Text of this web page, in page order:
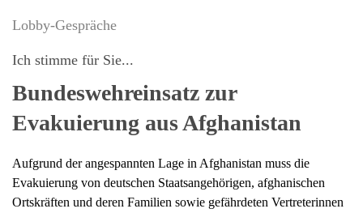
Lobby-Gespräche
Ich stimme für Sie...
Bundeswehreinsatz zur
Evakuierung aus Afghanistan
Aufgrund der angespannten Lage in Afghanistan muss die
Evakuierung von deutschen Staatsangehörigen, afghanischen
Ortskräften und deren Familien sowie gefährdeten Vertreterinnen